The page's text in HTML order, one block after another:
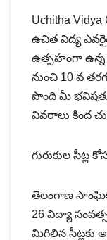
Uchitha Vidya
ఉచిత విద్య
ఉత్సహంగా ఉన్న
నుంచి 10 వ
పొంది మీ
వివరాలు కింద
గురుకుల సీట్ల
తెలంగాణ సాంఘిక
26 విద్యా
మిగిలిన సీట్లకు